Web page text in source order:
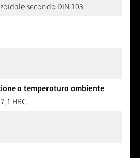
secondo DIN 103
a temperatura ambiente
HRC